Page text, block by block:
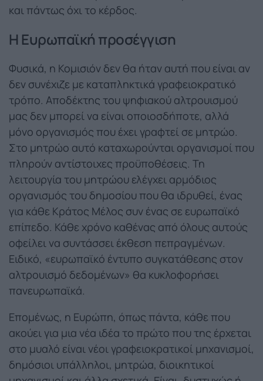
και πάντως όχι το κέρδος.
Η Ευρωπαϊκή προσέγγιση
Φυσικά, η Κομισιόν δεν θα ήταν αυτή που είναι αν
δεν συνέχιζε με καταπληκτικά γραφειοκρατικό
τρόπο. Αποδέκτης του ψηφιακού αλτρουισμού
μας δεν μπορεί να είναι οποιοσδήποτε, αλλά
μόνο οργανισμός που έχει γραφτεί σε μητρώο.
Στο μητρώο αυτό καταχωρούνται οργανισμοί που
πληρούν αντίστοιχες προϋποθέσεις. Τη
λειτουργία του μητρώου ελέγχει αρμόδιος
οργανισμός του δημοσίου που θα ιδρυθεί, ένας
για κάθε Κράτος Μέλος συν ένας σε ευρωπαϊκό
επίπεδο. Κάθε χρόνο καθένας από όλους αυτούς
οφείλει να συντάσσει έκθεση πεπραγμένων.
Ειδικό, «ευρωπαϊκό έντυπο συγκατάθεσης στον
αλτρουισμό δεδομένων» θα κυκλοφορήσει
πανευρωπαϊκά.
Επομένως, η Ευρώπη, όπως πάντα, κάθε που
ακούει για μια νέα ιδέα το πρώτο που της έρχεται
στο μυαλό είναι νέοι γραφειοκρατικοί μηχανισμοί,
δημόσιοι υπάλληλοι, μητρώα, διοικητικοί